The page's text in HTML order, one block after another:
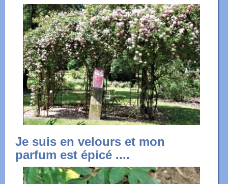
Je suis en velours et mon
parfum est épicé ....